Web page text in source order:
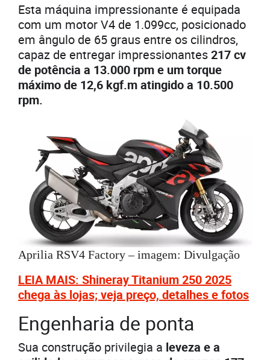
Esta máquina impressionante é equipada
com um motor V4 de 1.099cc, posicionado
em ângulo de 65 graus entre os cilindros,
capaz de entregar impressionantes217 cv
de potência a 13.000 rpm e um torque
máximo de 12,6 kgf.m atingido a 10.500
rpm.
Aprilia RSV4 Factory – imagem: Divulgação
LEIA MAIS: Shineray Titanium 250 2025
chega às lojas; veja preço, detalhes e fotos
Engenharia de ponta
Sua construção privilegia a leveza e a